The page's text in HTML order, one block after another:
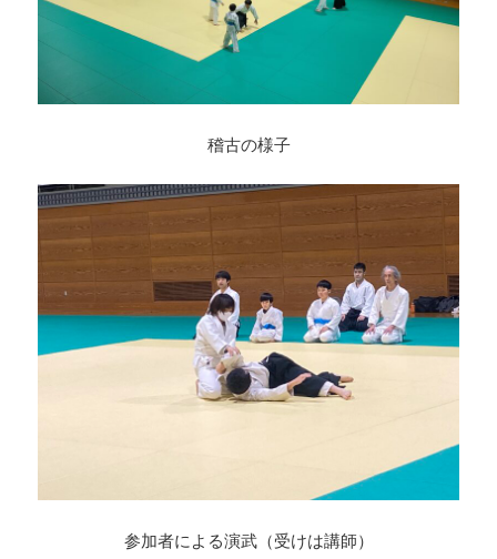
稽古の様子
参加者による演武（受けは講師）